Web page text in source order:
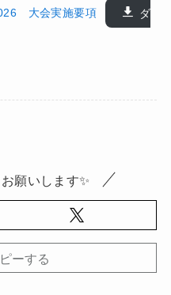
大会実施要項
ダ
願いします✨
ーする